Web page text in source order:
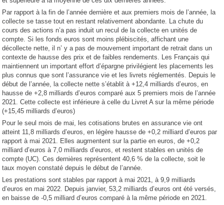
Par rapport à la fin de l’année dernière et aux premiers mois de l’année, la
collecte se tasse tout en restant relativement abondante. La chute du
cours des actions n’a pas induit un recul de la collecte en unités de
compte. Si les fonds euros sont moins plébiscités, affichant une
décollecte nette, il n’ y a pas de mouvement important de retrait dans un
contexte de hausse des prix et de faibles rendements. Les Français qui
maintiennent un important effort d’épargne privilégient les placements les
plus connus que sont l’assurance vie et les livrets réglementés. Depuis le
début de l’année, la collecte nette s’établit à +12,4 milliards d’euros, en
hausse de +2,8 milliards d’euros comparé aux 5 premiers mois de l’année
2021. Cette collecte est inférieure à celle du Livret A sur la même période
(+15,45 milliards d’euros)
Pour le seul mois de mai, les cotisations brutes en assurance vie ont
atteint 11,8 milliards d’euros, en légère hausse de +0,2 milliard d’euros par
rapport à mai 2021. Elles augmentent sur la partie en euros, de +0,2
milliard d’euros à 7,0 milliards d’euros, et restent stables en unités de
compte (UC). Ces dernières représentent 40,6 % de la collecte, soit le
taux moyen constaté depuis le début de l’année.
Les prestations sont stables par rapport à mai 2021, à 9,9 milliards
d’euros en mai 2022. Depuis janvier, 53,2 milliards d’euros ont été versés,
en baisse de -0,5 milliard d’euros comparé à la même période en 2021.